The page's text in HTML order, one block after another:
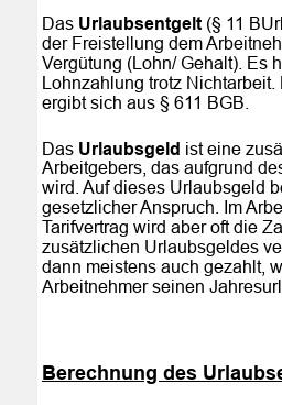
Das Urlaubsentgelt (§ 11
der Freistellung dem
Vergütung (Lohn/ Gehalt). Es
Lohnzahlung trotz Nichtarbeit.
ergibt sich aus § 611 BGB.
Das Urlaubsgeld ist eine
Arbeitgebers, das aufgrund
wird. Auf dieses Urlaubsgeld
gesetzlicher Anspruch. Im
Tarifvertrag wird aber oft die
zusätzlichen Urlaubsgeldes
dann meistens auch gezahlt,
Arbeitnehmer seinen
Berechnung des